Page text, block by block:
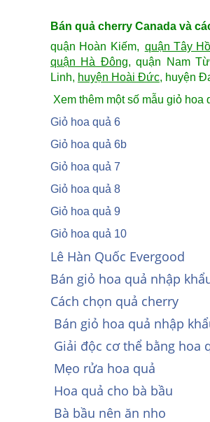
Bán quả cherry Canada và
quận Hoàn Kiếm, quận Tây Hồ
quận Hà Đông, quận Nam
Linh, huyện Hoài Đức, huyện
Xem thêm một số mẫu giỏ
Giỏ hoa quả 6
Giỏ hoa quả 6b
Giỏ hoa quả 7
Giỏ hoa quả 8
Giỏ hoa quả 9
Giỏ hoa quả 10
Lê Hàn Quốc Evergood
Bán giỏ hoa quả nhập
Cách chọn quả cherry
Bán giỏ hoa quả nhập
Giải độc cơ thể bằng hoa
Mẹo rửa hoa quả
Hoa quả cho bà bầu
Bà bầu nên ăn nho